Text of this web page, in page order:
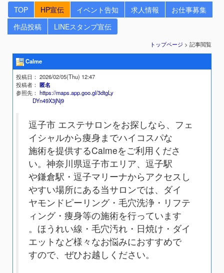
TOP HP宣伝 イベント告知 求人情報
お仕事募集
作品投稿
LINEスタンプ宣伝
トップページ > 記事閲覧
Calme
投稿日 ： 2026/02/05(Thu) 12:47
投稿者 ：匿名
参照先 ：https://maps.app.goo.gl/3dtgLy
DYn49X3jNj9
逗子市 エステサロンをお探しなら、フェ
イシャルから痩身までハイコスパな
施術を提供するCalmeをご利用くださ
い。神奈川県逗子市エリア、逗子駅
や鎌倉駅・逗子マリーナからアクセスし
やすい場所にある当サロンでは、ダイ
ヤモンドピーリング・毛穴洗浄・リフテ
ィング・痩身等の施術を行っています
。ほうれい線・毛穴汚れ・日焼け・ダイ
エットなど様々なお悩みにおすすめで
すので、ぜひお越しください。